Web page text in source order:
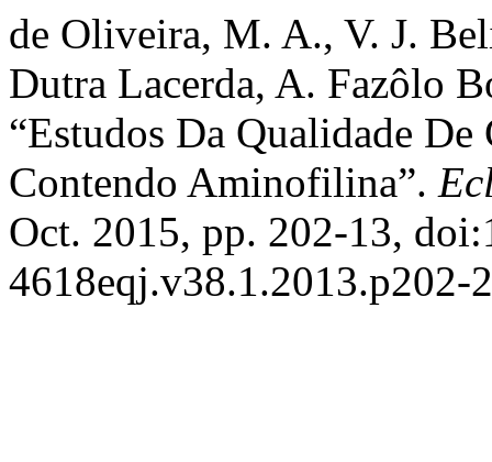
de Oliveira, M. A., V. J.
Dutra Lacerda, A. Fazôlo
“Estudos Da Qualidade
Contendo Aminofilina”.
Oct. 2015, pp. 202-13,
4618eqj.v38.1.2013.p202-